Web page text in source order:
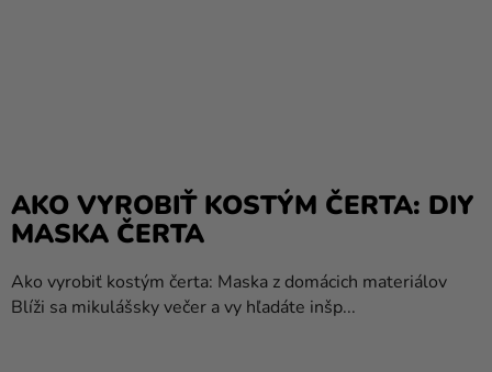
AKO VYROBIŤ KOSTÝM ČERTA: DIY
MASKA ​​ČERTA
Ako vyrobiť kostým čerta: Maska z domácich materiálov
Blíži sa mikulášsky večer a vy hľadáte inšp...